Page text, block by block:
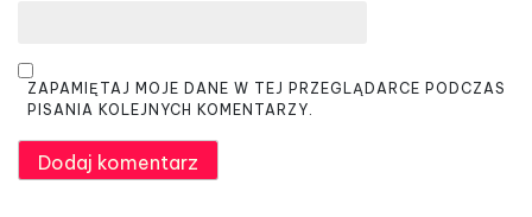
ZAPAMIĘTAJ MOJE DANE W TEJ PRZEGLĄDARCE PODCZAS
PISANIA KOLEJNYCH KOMENTARZY.